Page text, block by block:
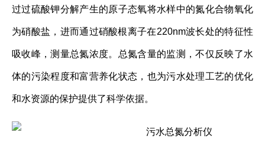
过过硫酸钾分解产生的原子态氧将水样中的氮化合物氧化
为硝酸盐，进而通过硝酸根离子在220nm波长处的特征性
吸收峰，测量总氮浓度。总氮含量的监测，不仅反映了水
体的污染程度和富营养化状态，也为污水处理工艺的优化
和水资源的保护提供了科学依据。